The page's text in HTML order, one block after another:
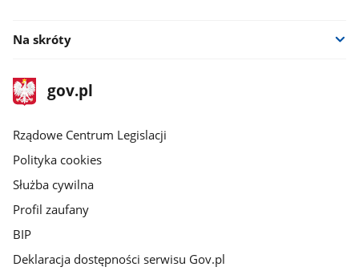
Na skróty
stopka
gov.plStrona
gov.pl
Rządowe Centrum Legislacji
Polityka cookies
Służba cywilna
Profil zaufany
BIP
Deklaracja dostępności serwisu Gov.pl